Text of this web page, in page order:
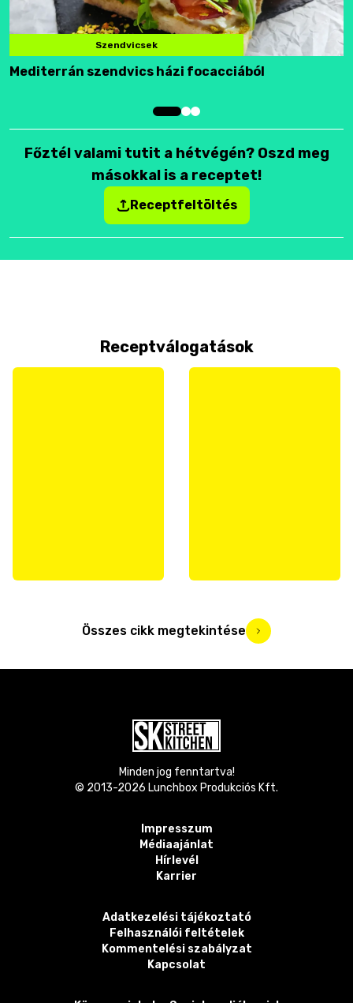
Szendvicsek
Mediterrán szendvics házi focacciából
Főztél valami tutit a hétvégén? Oszd meg
másokkal is a receptet!
Receptfeltöltés
Receptválogatások
Összes cikk megtekintése
Minden jog fenntartva!
© 2013-2026 Lunchbox Produkciós Kft.
Impresszum
Médiaajánlat
Hírlevél
Karrier
Adatkezelési tájékoztató
Felhasználói feltételek
Kommentelési szabályzat
Kapcsolat